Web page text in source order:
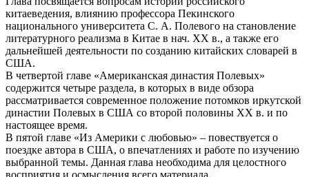
китаеведения, влиянию профессора Пекинского
национального университета С. А. Полевого на становление
литературного реализма в Китае в нач. XX в., а также его
дальнейшей деятельности по созданию китайских словарей в
США.
В четвертой главе «Американская династия Полевых»
содержится четыре раздела, в которых в виде обзора
рассматривается современное положение потомков иркутской
династии Полевых в США со второй половины XX в. и по
настоящее время.
В пятой главе «Из Америки с любовью» – повествуется о
поездке автора в США, о впечатлениях и работе по изучению
выбранной темы. Данная глава необходима для целостного
восприятия и осмысления всего материала.